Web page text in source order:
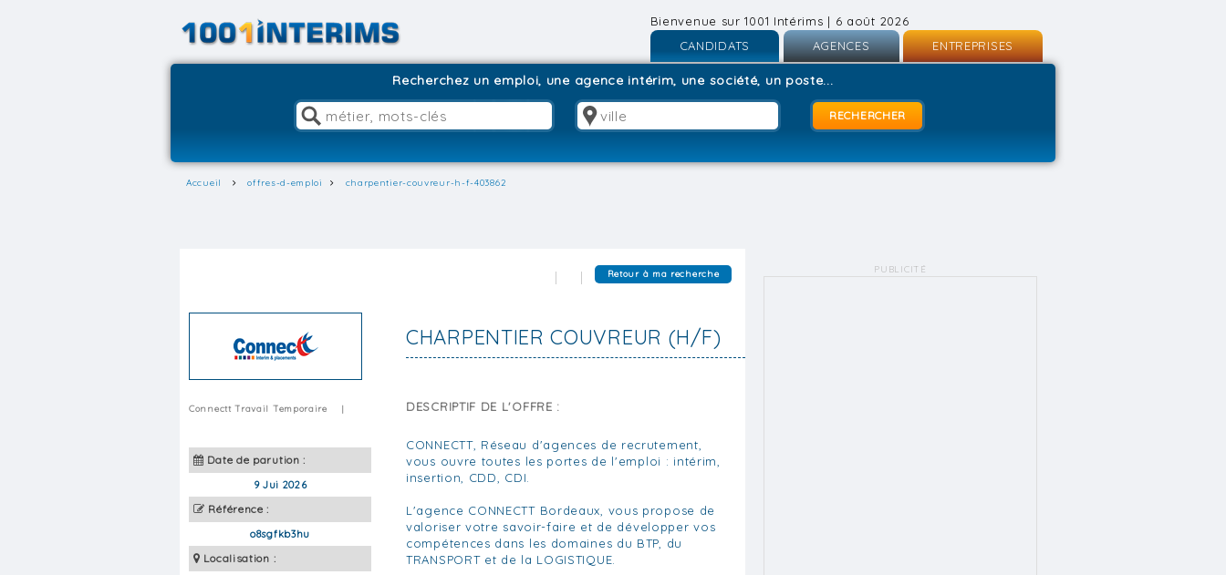
Bienvenue sur 1001 Intérims | 6 août 2026
CANDIDATS
Inscription
AGENCES
Inscription
Connexion
ENTREPRISES
Recherchez un emploi, une agence intérim, une société, un poste...
Accueil offres-d-emploi charpentier-couvreur-h-f-403862
Retour à ma recherche
CHARPENTIER COUVREUR (H/F)
Connectt Travail Temporaire |
Date de parution :
9 Jui 2026
Référence :
o8sgfkb3hu
Localisation :
DESCRIPTIF DE L'OFFRE :
CONNECTT, Réseau d'agences de recrutement,
vous ouvre toutes les portes de l'emploi : intérim,
insertion, CDD, CDI.
L'agence CONNECTT Bordeaux, vous propose de
valoriser votre savoir-faire et de développer vos
compétences dans les domaines du BTP, du
TRANSPORT et de la LOGISTIQUE.
PUBLICITÉ